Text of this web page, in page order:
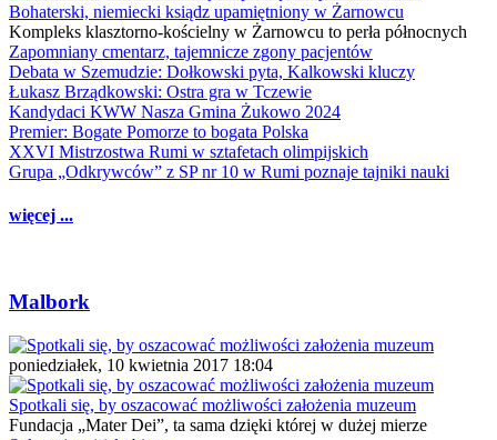
Bohaterski, niemiecki ksiądz upamiętniony w Żarnowcu
Kompleks klasztorno-kościelny w Żarnowcu to perła północnych
Zapomniany cmentarz, tajemnicze zgony pacjentów
Debata w Szemudzie: Dołkowski pyta, Kalkowski kluczy
Łukasz Brządkowski: Ostra gra w Tczewie
Kandydaci KWW Nasza Gmina Żukowo 2024
Premier: Bogate Pomorze to bogata Polska
XXVI Mistrzostwa Rumi w sztafetach olimpijskich
Grupa „Odkrywców” z SP nr 10 w Rumi poznaje tajniki nauki
więcej ...
Malbork
poniedziałek, 10 kwietnia 2017 18:04
Spotkali się, by oszacować możliwości założenia muzeum
Fundacja „Mater Dei”, ta sama dzięki której w dużej mierze